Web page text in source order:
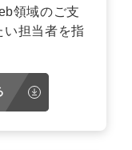
領域のご支
担当者を指